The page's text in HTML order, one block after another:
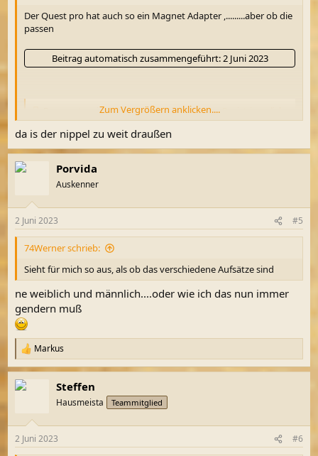
Der Quest pro hat auch so ein Magnet Adapter ,.........aber ob die
passen
Beitrag automatisch zusammengeführt:2 Juni 2023
Du musst registriert sein, um Links zu sehen.
bitte hier
Zum Vergrößern anklicken....
da is der nippel zu weit draußen
Porvida
Auskenner
2 Juni 2023 #5
74Werner schrieb:
Sieht für mich so aus, als ob das verschiedene Aufsätze sind
ne weiblich und männlich....oder wie ich das nun immer
gendern muß
R
e
a
k
e
Markus
Steffen
Hausmeista Teammitglied
2 Juni 2023 #6